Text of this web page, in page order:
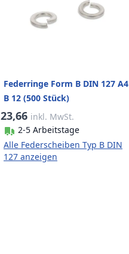
Federringe Form B DIN 127 A4
B 12 (500 Stück)
23,66 inkl. MwSt.
2-5 Arbeitstage
Alle Federscheiben Typ B DIN
127 anzeigen